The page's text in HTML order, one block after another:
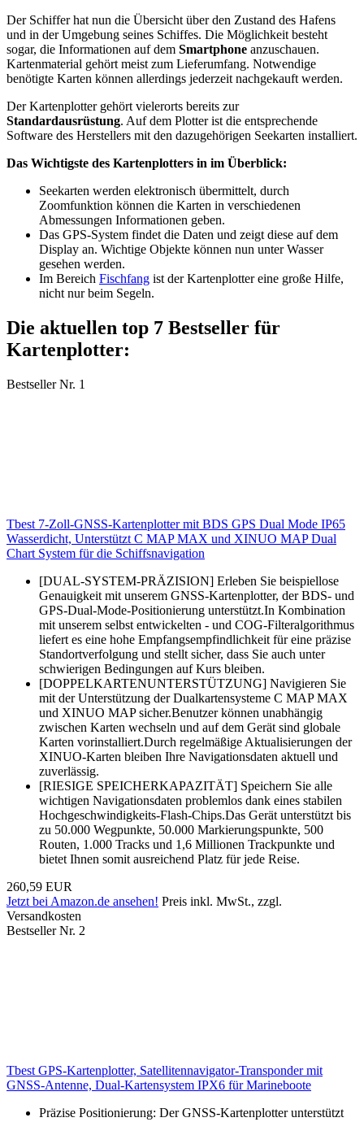
Der Schiffer hat nun die Übersicht über den Zustand des Hafens
und in der Umgebung seines Schiffes. Die Möglichkeit besteht
sogar, die Informationen auf dem Smartphone anzuschauen.
Kartenmaterial gehört meist zum Lieferumfang. Notwendige
benötigte Karten können allerdings jederzeit nachgekauft werden.
Der Kartenplotter gehört vielerorts bereits zur
Standardausrüstung. Auf dem Plotter ist die entsprechende
Software des Herstellers mit den dazugehörigen Seekarten installiert.
Das Wichtigste des Kartenplotters in im Überblick:
Seekarten werden elektronisch übermittelt, durch
Zoomfunktion können die Karten in verschiedenen
Abmessungen Informationen geben.
Das GPS-System findet die Daten und zeigt diese auf dem
Display an. Wichtige Objekte können nun unter Wasser
gesehen werden.
Im Bereich Fischfang ist der Kartenplotter eine große Hilfe,
nicht nur beim Segeln.
Die aktuellen top 7 Bestseller für
Kartenplotter:
Bestseller Nr. 1
Tbest 7-Zoll-GNSS-Kartenplotter mit BDS GPS Dual Mode IP65
Wasserdicht, Unterstützt C MAP MAX und XINUO MAP Dual
Chart System für die Schiffsnavigation
[DUAL-SYSTEM-PRÄZISION] Erleben Sie beispiellose
Genauigkeit mit unserem GNSS-Kartenplotter, der BDS- und
GPS-Dual-Mode-Positionierung unterstützt.In Kombination
mit unserem selbst entwickelten - und COG-Filteralgorithmus
liefert es eine hohe Empfangsempfindlichkeit für eine präzise
Standortverfolgung und stellt sicher, dass Sie auch unter
schwierigen Bedingungen auf Kurs bleiben.
[DOPPELKARTENUNTERSTÜTZUNG] Navigieren Sie
mit der Unterstützung der Dualkartensysteme C MAP MAX
und XINUO MAP sicher.Benutzer können unabhängig
zwischen Karten wechseln und auf dem Gerät sind globale
Karten vorinstalliert.Durch regelmäßige Aktualisierungen der
XINUO-Karten bleiben Ihre Navigationsdaten aktuell und
zuverlässig.
[RIESIGE SPEICHERKAPAZITÄT] Speichern Sie alle
wichtigen Navigationsdaten problemlos dank eines stabilen
Hochgeschwindigkeits-Flash-Chips.Das Gerät unterstützt bis
zu 50.000 Wegpunkte, 50.000 Markierungspunkte, 500
Routen, 1.000 Tracks und 1,6 Millionen Trackpunkte und
bietet Ihnen somit ausreichend Platz für jede Reise.
260,59 EUR
Jetzt bei Amazon.de ansehen! Preis inkl. MwSt., zzgl.
Versandkosten
Bestseller Nr. 2
Tbest GPS-Kartenplotter, Satellitennavigator-Transponder mit
GNSS-Antenne, Dual-Kartensystem IPX6 für Marineboote
Präzise Positionierung: Der GNSS-Kartenplotter unterstützt